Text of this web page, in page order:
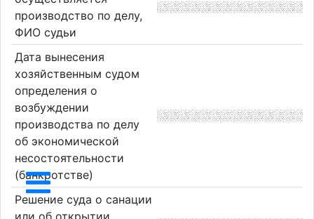
производство по делу,
ФИО судьи
Дата вынесения
хозяйственным судом
определения о
возбуждении
производства по делу
об экономической
несостоятельности
(банкротстве)
Решение суда о санации
или об открытии